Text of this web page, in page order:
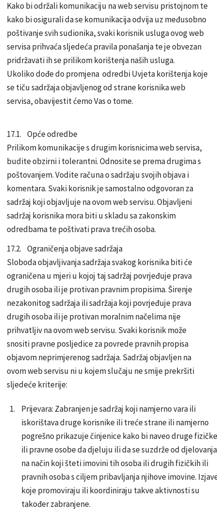
Kako bi održali komunikaciju na web servisu pristojnom te
kako bi osigurali da se komunikacija odvija uz međusobno
poštivanje svih sudionika, svaki korisnik usluga ovog web
servisa prihvaća sljedeća pravila ponašanja te je obvezan
pridržavati ih se prilikom korištenja naših usluga.
Ukoliko dođe do promjena odredbi Uvjeta korištenja koje
se tiču sadržaja objavljenog od strane korisnika web
servisa, obavijestit ćemo Vas o tome.
17.1. Opće odredbe
Prilikom komunikacije s drugim korisnicima web servisa,
budite obzirni i tolerantni. Odnosite se prema drugima s
poštovanjem. Vodite računa o sadržaju svojih objava i
komentara. Svaki korisnik je samostalno odgovoran za
sadržaj koji objavljuje na ovom web servisu. Objavljeni
sadržaj korisnika mora biti u skladu sa zakonskim
odredbama te poštivati prava trećih osoba.
17.2. Ograničenja objave sadržaja
Sloboda objavljivanja sadržaja svakog korisnika biti će
ograničena u mjeri u kojoj taj sadržaj povrjeđuje prava
drugih osoba ili je protivan pravnim propisima. Širenje
nezakonitog sadržaja ili sadržaja koji povrjeđuje prava
drugih osoba ili je protivan moralnim načelima nije
prihvatljiv na ovom web servisu. Svaki korisnik može
snositi pravne posljedice za povrede pravnih propisa
objavom neprimjerenog sadržaja. Sadržaj objavljen na
ovom web servisu ni u kojem slučaju ne smije prekršiti
sljedeće kriterije:
Prijevara: Zabranjen je sadržaj koji namjerno vara ili
iskorištava druge korisnike ili treće strane ili namjerno
pogrešno prikazuje činjenice kako bi naveo druge fizičke
ili pravne osobe da djeluju ili da se suzdrže od djelovanja
na način koji šteti imovini tih osoba ili drugih fizičkih ili
pravnih osoba s ciljem pribavljanja njihove imovine.
koje promoviraju ili koordiniraju takve aktivnosti su
također zabranjene.